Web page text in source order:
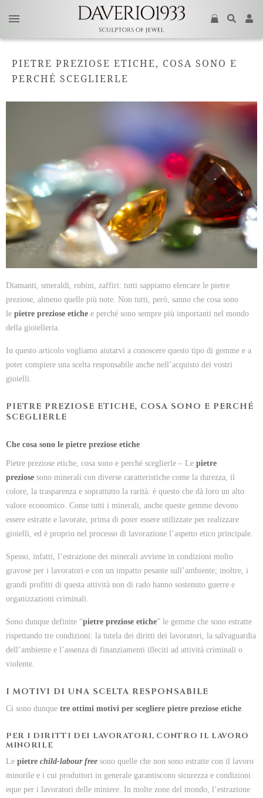
PIETRE PREZIOSE ETICHE, COSA SONO E
PERCHÉ SCEGLIERLE
Diamanti, smeraldi, rubini, zaffiri: tutti sappiamo elencare le pietre
preziose, almeno quelle più note. Non tutti, però, sanno che cosa sono
le pietre preziose etiche e perché sono sempre più importanti nel mondo
della gioielleria.
In questo articolo vogliamo aiutarvi a conoscere questo tipo di gemme e a
poter compiere una scelta responsabile anche nell’acquisto dei vostri
gioielli.
PIETRE PREZIOSE ETICHE, COSA SONO E PERCHÉ
SCEGLIERLE
Che cosa sono le pietre preziose etiche
Pietre preziose etiche, cosa sono e perché sceglierle – Le pietre
preziose sono minerali con diverse caratteristiche come la durezza, il
colore, la trasparenza e soprattutto la rarità: è questo che dà loro un alto
valore economico. Come tutti i minerali, anche queste gemme devono
essere estratte e lavorate, prima di poter essere utilizzate per realizzare
gioielli, ed è proprio nel processo di lavorazione l’aspetto etico principale.
Spesso, infatti, l’estrazione dei minerali avviene in condizioni molto
gravose per i lavoratori e con un impatto pesante sull’ambiente; inoltre, i
grandi profitti di questa attività non di rado hanno sostenuto guerre e
organizzazioni criminali.
Sono dunque definite “pietre preziose etiche” le gemme che sono estratte
rispettando tre condizioni: la tutela dei diritti dei lavoratori, la salvaguardia
dell’ambiente e l’assenza di finanziamenti illeciti ad attività criminali o
violente.
I MOTIVI DI UNA SCELTA RESPONSABILE
Ci sono dunque tre ottimi motivi per scegliere pietre preziose etiche
PER I DIRITTI DEI LAVORATORI, CONTRO IL LAVORO
MINORILE
Le pietre child-labour free sono quelle che non sono estratte con il lavoro
minorile e i cui produttori in generale garantiscono sicurezza e condizioni
eque per i lavoratori delle miniere. In molte zone del mondo, l’estrazione